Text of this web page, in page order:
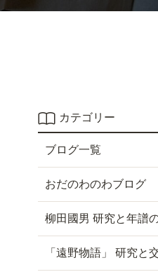
カテゴリー
ブログ一覧
おだのわのわブログ
柳田國男 研究と年譜
「遠野物語」 研究と